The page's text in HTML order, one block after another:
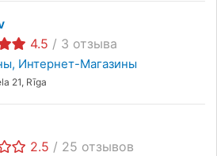
4.5 / 3 отзыва
Интернет-Магазины
21, Rīga
2.5 / 25 отзывов